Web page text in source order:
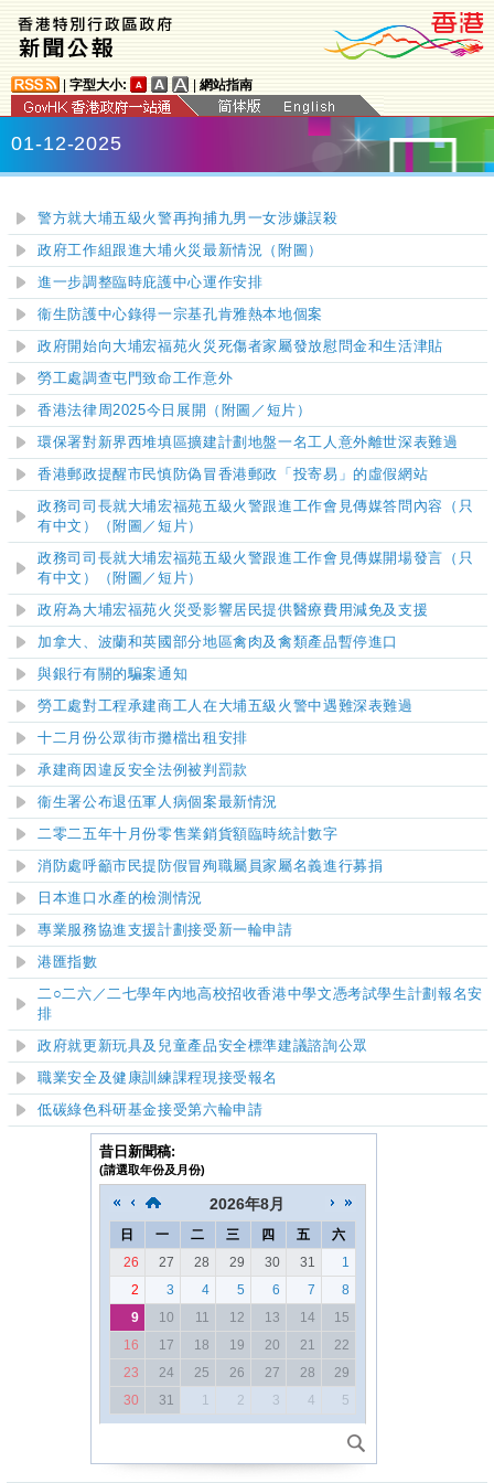
字型大小: 網站指南
01-12-2025
警方就大埔五級火警再拘捕九男一女涉嫌誤殺
政府工作組跟進大埔火災最新情況（附圖）
進一步調整臨時庇護中心運作安排
衞生防護中心錄得一宗基孔肯雅熱本地個案
政府開始向大埔宏福苑火災死傷者家屬發放慰問金和生活津貼
勞工處調查屯門致命工作意外
香港法律周2025今日展開（附圖／短片）
環保署對新界西堆填區擴建計劃地盤一名工人意外離世深表難過
香港郵政提醒市民慎防偽冒香港郵政「投寄易」的虛假網站
政務司司長就大埔宏福苑五級火警跟進工作會見傳媒答問內容（只
有中文）（附圖／短片）
政務司司長就大埔宏福苑五級火警跟進工作會見傳媒開場發言（只
有中文）（附圖／短片）
政府為大埔宏福苑火災受影響居民提供醫療費用減免及支援
加拿大、波蘭和英國部分地區禽肉及禽類產品暫停進口
與銀行有關的騙案通知
勞工處對工程承建商工人在大埔五級火警中遇難深表難過
十二月份公眾街市攤檔出租安排
承建商因違反安全法例被判罰款
衞生署公布退伍軍人病個案最新情況
二零二五年十月份零售業銷貨額臨時統計數字
消防處呼籲市民提防假冒殉職屬員家屬名義進行募捐
日本進口水產的檢測情況
專業服務協進支援計劃接受新一輪申請
港匯指數
二○二六／二七學年內地高校招收香港中學文憑考試學生計劃報名安
排
政府就更新玩具及兒童產品安全標準建議諮詢公眾
職業安全及健康訓練課程現接受報名
低碳綠色科研基金接受第六輪申請
昔日新聞稿:
(請選取年份及月份)
2026年8月
日 一 二 三 四 五
六
26
27 28 29 30 31
1
2
3 4 5 6 7
8
9
10 11 12 13 14
15
16
17 18 19 20 21
22
23
24 25 26 27 28
29
30
31 1 2 3 4 5